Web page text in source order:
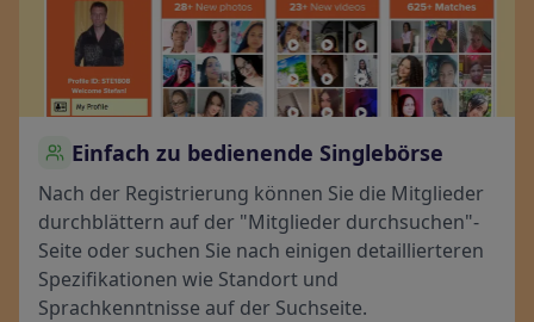
Einfach zu bedienende Singlebörse
Nach der Registrierung können Sie die Mitglieder
durchblättern auf der "Mitglieder durchsuchen"-
Seite oder suchen Sie nach einigen detaillierteren
Spezifikationen wie Standort und
Sprachkenntnisse auf der Suchseite.